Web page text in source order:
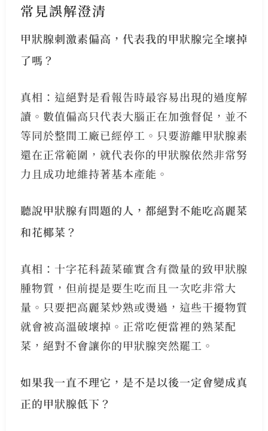
常見誤解澄清
甲狀腺刺激素偏高，代表我的甲狀腺完全壞掉
了嗎？
真相：這絕對是看報告時最容易出現的過度解
讀。數值偏高只代表大腦正在加強督促，並不
等同於整間工廠已經停工。只要游離甲狀腺素
還在正常範圍，就代表你的甲狀腺依然非常努
力且成功地維持著基本產能。
聽說甲狀腺有問題的人，都絕對不能吃高麗菜
和花椰菜？
真相：十字花科蔬菜確實含有微量的致甲狀腺
腫物質，但前提是要生吃而且一次吃非常大
量。只要把高麗菜炒熟或燙過，這些干擾物質
就會被高溫破壞掉。正常吃便當裡的熟菜配
菜，絕對不會讓你的甲狀腺突然罷工。
如果我一直不理它，是不是以後一定會變成真
正的甲狀腺低下？